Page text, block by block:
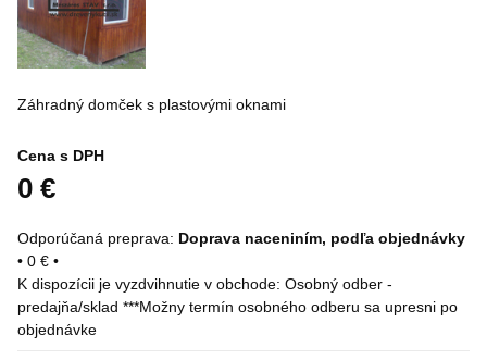
Záhradný domček s plastovými oknami
Cena s DPH
0 €
Doprava naceniním, podľa objednávky
• 0 € •
Osobný odber -
predajňa/sklad ***Možny termín osobného odberu sa upresni po
objednávke